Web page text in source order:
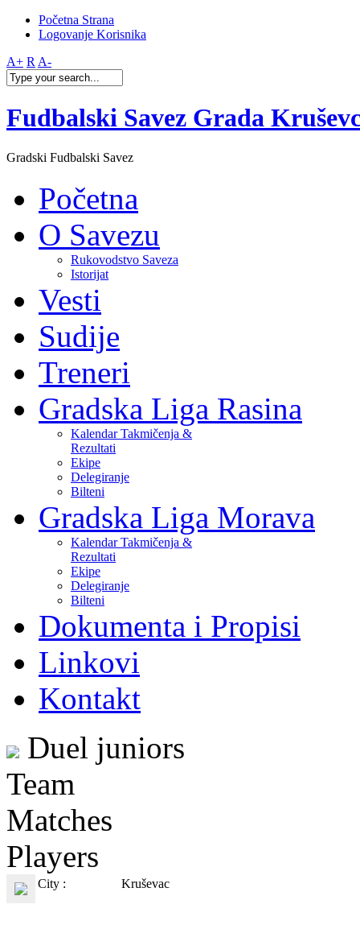
Početna Strana
Logovanje Korisnika
A+ R A-
Fudbalski Savez Grada
Gradski Fudbalski Savez
Početna
O Savezu
Rukovodstvo Saveza
Istorijat
Vesti
Sudije
Treneri
Gradska Liga Rasina
Kalendar Takmičenja &
Rezultati
Ekipe
Delegiranje
Bilteni
Gradska Liga Morava
Kalendar Takmičenja &
Rezultati
Ekipe
Delegiranje
Bilteni
Dokumenta i Propisi
Linkovi
Kontakt
Duel juniors
Team
Matches
Players
City : Kruševac